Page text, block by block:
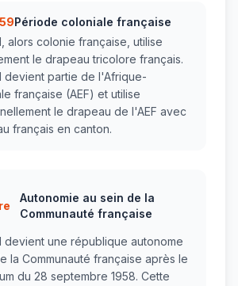
Période coloniale française
alors colonie française, utilise
le drapeau tricolore français.
devient partie de l'Afrique-
française (AEF) et utilise
le drapeau de l'AEF avec
français en canton.
Autonomie au sein de la
Communauté française
devient une république autonome
la Communauté française après le
du 28 septembre 1958. Cette